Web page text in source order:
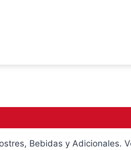
Bebidas y Adicionales.